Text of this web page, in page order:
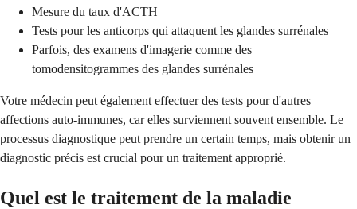
Mesure du taux d'ACTH
Tests pour les anticorps qui attaquent les glandes surrénales
Parfois, des examens d'imagerie comme des
tomodensitogrammes des glandes surrénales
Votre médecin peut également effectuer des tests pour d'autres
affections auto-immunes, car elles surviennent souvent ensemble. Le
processus diagnostique peut prendre un certain temps, mais obtenir un
diagnostic précis est crucial pour un traitement approprié.
Quel est le traitement de la maladie